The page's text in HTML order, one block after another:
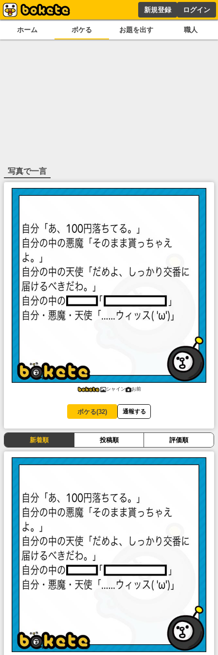
新規登録 ログイン
ホーム ボケる お題を出す 職人
写真で一言
シャイン お前
ボケる(32) 通報する
新着順 投稿順 評価順